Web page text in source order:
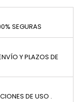
SEGURAS
Y PLAZOS DE
DE USO .